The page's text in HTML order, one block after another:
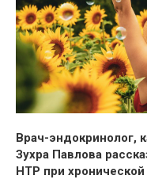
Врач-эндокринолог,
Зухра Павлова
НТР при хронической